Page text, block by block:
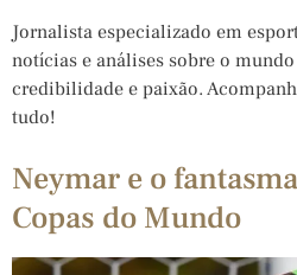
Jornalista especializado em
notícias e análises sobre o
credibilidade e paixão.
tudo!
Neymar e o
Copas do Mundo